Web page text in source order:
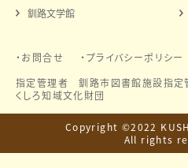
釧路文学館
お問合せ
プライバシーポリシー
指定管理者 釧路市図書館施設指定
くしろ知域文化財団
Copyright ©2022
All rights